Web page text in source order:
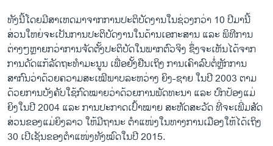
ທັງນີ້ໂດຍມີສາເຫດມາຈາກການປະຕິບັດງານໃນຊ່ວງກວ່າ 10 ປີມານີ້
ສ່ວນໃຫຍ່ຈະເປັນການປະຕິບັດງານໃນດ້ານເອກະສານ ແລະ ພິທີການ
ຕ່າງໆຫຼາຍກວ່າການຈັດຕັ້ງປະຕິບັດໃນພາກຕົວຈິງ ຊຶ່ງຈະເຫັນໄດ້ຈາກ
ການດັດແກ້ລັດຖະທຳມະນູນ ເພື່ອຢັ້ງຢືນເຖິງ ການເຄົາລົບຕໍ່ຫຼັກການ
ສາກົນວ່າດ້ວຍຄວາມສະເໝີພາບລະຫວ່າງ ຍິງ-ຊາຍ ໃນປີ 2003 ຕາມ
ດ້ວຍການບັງຄັບໃຊ້ກົດໝາຍວ່າດ້ວຍການພັດທະນາ ແລະ ປົກປ້ອງແມ່
ຍິງໃນປີ 2004 ແລະ ການປະກາດເປົ້າໝາຍ ສະຫັດສະວັດ ທີ່ຈະເພີ່ມສັດ
ສ່ວນຂອງແມ່ຍິງລາວ ໃຫ້ມີຖານະ ຕຳແໜ່ງໃນທາງການເມືອງໃຫ້ໄດ້ເຖິງ
30 ເປີເຊັນຂອງຕຳແໜ່ງທັງໝົດໃນປີ 2015.